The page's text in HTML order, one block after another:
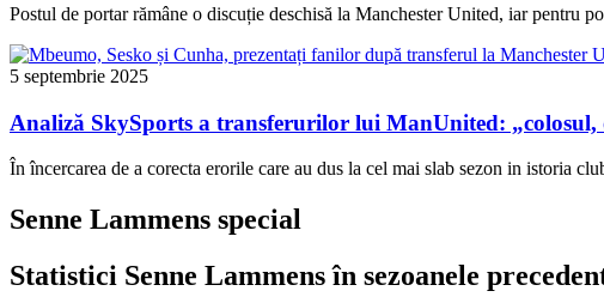
Postul de portar rămâne o discuție deschisă la Manchester United, iar pentru
5 septembrie 2025
Analiză SkySports a transferurilor lui ManUnited:
În încercarea de a corecta erorile care au dus la cel mai slab sezon in istoria
Senne Lammens special
Statistici Senne Lammens în sezoanele